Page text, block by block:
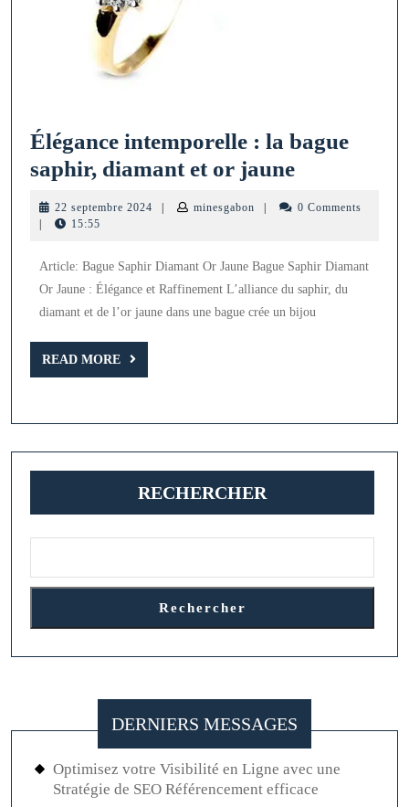
Élégance intemporelle : la bague
saphir, diamant et or jauneÉlégance
bague
saphir,
22 septembre 2024 22
minesgabon minesgabon0 Comments
15:55
Article: Bague Saphir Diamant Or Jaune Bague Saphir Diamant
Or Jaune : Élégance et Raffinement L’alliance du saphir, du
diamant et de l’or jaune dans une bague crée un bijou
READ MORE
READ
MORE
RECHERCHER
Rechercher
DERNIERS MESSAGES
Optimisez votre Visibilité en Ligne avec une
Stratégie de SEO Référencement efficace